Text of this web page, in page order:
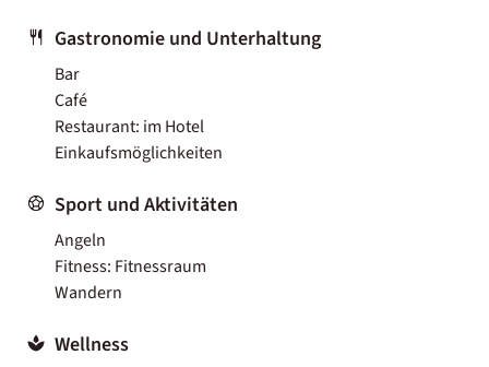
Gastronomie und Unterhaltung
Bar
Café
Restaurant: im Hotel
Einkaufsmöglichkeiten
Sport und Aktivitäten
Angeln
Fitness: Fitnessraum
Wandern
Wellness